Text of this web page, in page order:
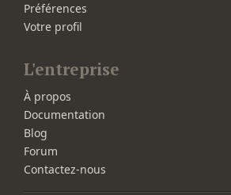
Préférences
Votre profil
L'entreprise
À propos
Documentation
Blog
Forum
Contactez-nous